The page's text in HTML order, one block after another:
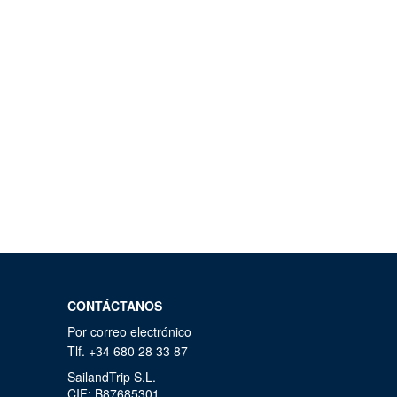
CONTÁCTANOS
Por correo electrónico
Tlf. +34 680 28 33 87
SailandTrip S.L.
CIF: B87685301